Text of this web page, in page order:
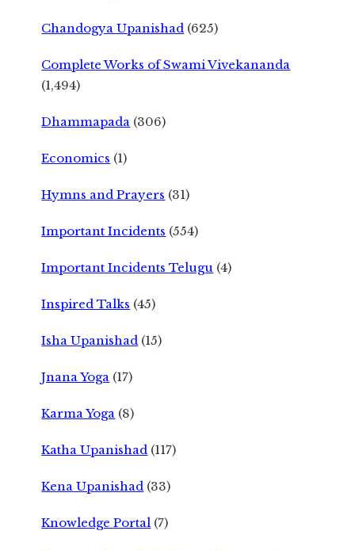
Chandogya Upanishad (625)
Complete Works of Swami Vivekananda
(1,494)
Dhammapada (306)
Economics (1)
Hymns and Prayers (31)
Important Incidents (554)
Important Incidents Telugu (4)
Inspired Talks (45)
Isha Upanishad (15)
Jnana Yoga (17)
Karma Yoga (8)
Katha Upanishad (117)
Kena Upanishad (33)
Knowledge Portal (7)